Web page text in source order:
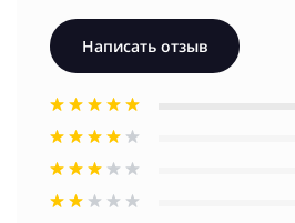
Написать отзыв